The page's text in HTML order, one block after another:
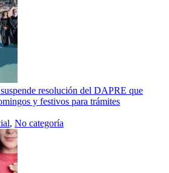
resolución del DAPRE que
y festivos para trámites
, No categoría